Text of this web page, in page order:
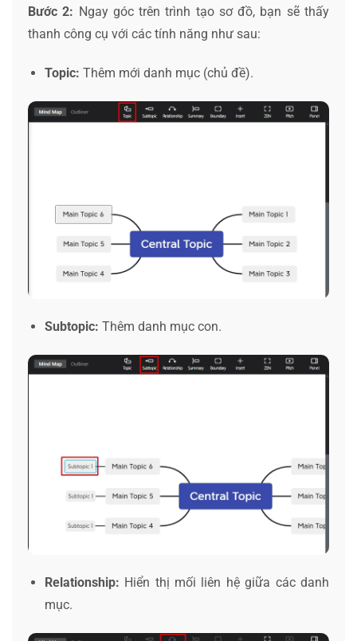
Bước 2: Ngay góc trên trình tạo sơ đồ, bạn sẽ thấy
thanh công cụ với các tính năng như sau:
Topic: Thêm mới danh mục (chủ đề).
Subtopic: Thêm danh mục con.
Relationship: Hiển thị mối liên hệ giữa các danh
mục.